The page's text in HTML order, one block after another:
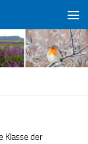
Klasse der